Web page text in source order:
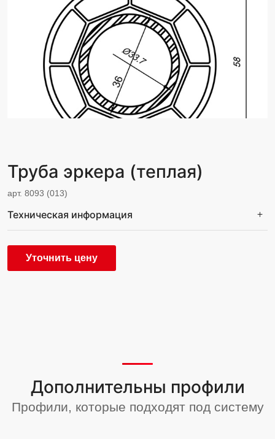
Труба эркера (теплая)
арт. 8093 (013)
Техническая информация
Уточнить цену
Дополнительны профили
Профили, которые подходят под систему